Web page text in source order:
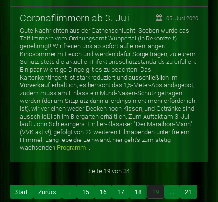
Coronaflimmern ab 3. Juli 05. Juni 2020
Gute Nachrichten aus der Gathenschlucht: Soeben wurde das
Talflimmern vom Ordnungsamt Wuppertal (in Rekordzeit)
genehmigt! Wir freuen uns ab sofort auf einen langen
Kinosommer mit euch und werden dafür Sorge tragen, zu eurem
Schutz stets die aktuellen Infektionsschutzstandards zu erfüllen.
Ein paar wichtige Dinge gilt es zu beachten: Das
Kartenkontingent ist stark reduziert und ausschließlich im
Vorverkauf erhältlich, es herrscht das 1,5-Meter-Abstandsgebot,
zudem muss am Einlass ein Mund-Nasen-Schutz getragen
werden (der am Sitzplatz dann allerdings nicht mehr erforderlich
ist), wir verleihen weder Decken noch Kissen, und Getränke sind
ausschließlich im Biergarten erhältlich. Zum Auftakt am 3. Juli
läuft John Schlesingers Thriller-Klassiker "Der Marathon-Mann"
(VVK aktiv!), gefolgt von 22 weiteren Filmabenden unter freiem
Himmel. Lang lebe die Leinwand, hier geht's zum stetig
wachsenden Programm ...
Seite 19 von 34
Start Zurück ... 15 16 17 18 19 ... 21